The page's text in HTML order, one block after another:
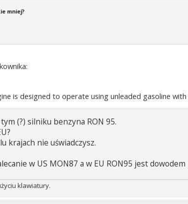
mniej?
is designed to operate using unleaded gasoline
(?) silniku benzyna RON 95.
krajach nie uświadczysz.
w US MON87 a w EU RON95 jest
klawiatury.